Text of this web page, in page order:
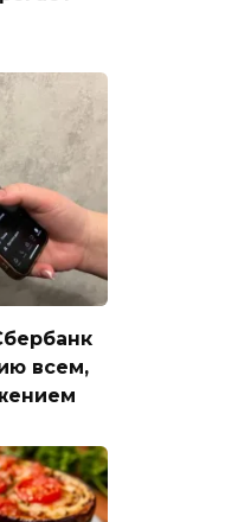
всем,